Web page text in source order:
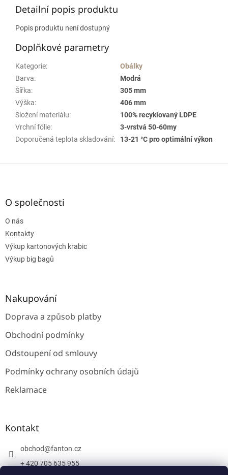
Detailní popis produktu
Popis produktu není dostupný
Doplňkové parametry
Kategorie:
Obálky
Barva:
Modrá
Šířka:
305 mm
Výška:
406 mm
Složení materiálu:
100% recyklovaný LDPE
Vrchní fólie:
3-vrstvá 50-60my
Doporučená teplota skladování: 13-21 °C pro optimální výkon
Z
O společnosti
O nás
Kontakty
Výkup kartonových krabic
Výkup big bagů
Nakupování
Doprava a způsob platby
Obchodní podmínky
Odstoupení od smlouvy
Podmínky ochrany osobních údajů
Reklamace
Kontakt
obchod@fanton.cz
+ 420 705 635 955